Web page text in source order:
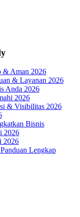
& Aman 2026
& Layanan 2026
Anda 2026
2026
& Visibilitas 2026
Bisnis
2026
2026
Lengkap